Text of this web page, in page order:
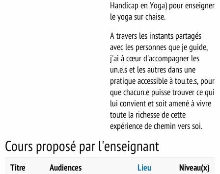
Handicap en Yoga) pour enseigner
le yoga sur chaise.
A travers les instants partagés
avec les personnes que je guide,
j'ai à cœur d'accompagner les
un.e.s et les autres dans une
pratique accessible à tou.te.s, pour
que chacun.e puisse trouver ce qui
lui convient et soit amené à vivre
toute la richesse de cette
expérience de chemin vers soi.
Cours proposé par l'enseignant
Titre Audiences Lieu Niveau(x)